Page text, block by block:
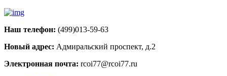
Наш телефон: (499)013-59-63
Новый адрес: Адмиральский проспект, д.2
Электронная почта: rcoi77@rcoi77.ru